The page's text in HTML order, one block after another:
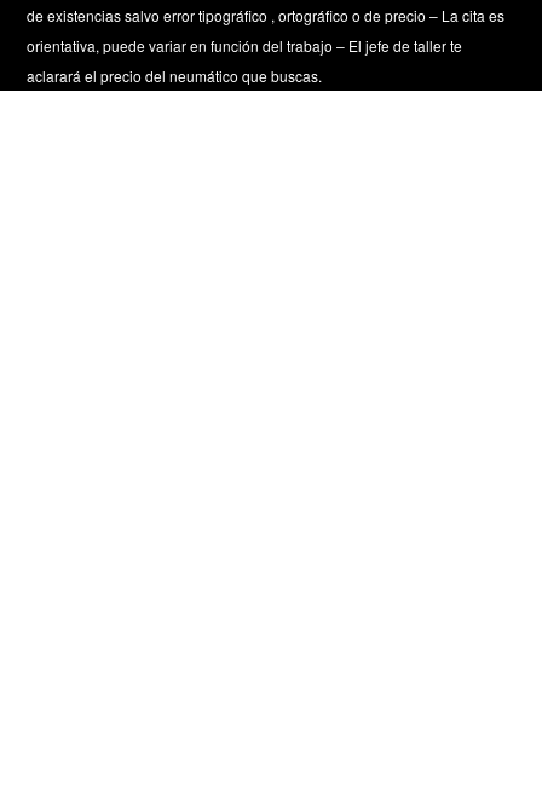
de existencias salvo error tipográfico , ortográfico o de precio – La cita es
orientativa, puede variar en función del trabajo – El jefe de taller te
aclarará el precio del neumático que buscas.